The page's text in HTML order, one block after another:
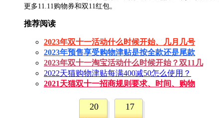
更多11.11购物券和双11红包。
推荐阅读
2023年双十一活动什么时候开始、几月几号
2023年预售享受购物津贴是按全款还是尾款
2023年双十一淘宝活动什么时候开始？双11几
2022天猫购物津贴每满400减50怎么使用？
2021天猫双十一招商规则要求、时间、购物
20 17